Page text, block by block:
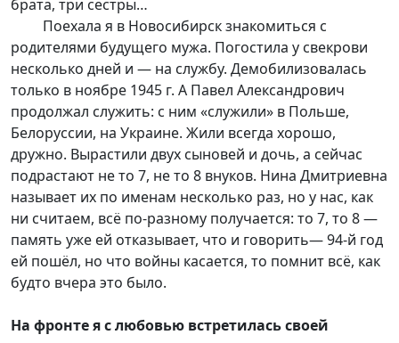
брата, три сестры…
Поехала я в Новосибирск знакомиться с
родителями будущего мужа. Погостила у свекрови
несколько дней и — на службу. Демобилизовалась
только в ноябре 1945 г. А Павел Александрович
продолжал служить: с ним «служили» в Польше,
Белоруссии, на Украине. Жили всегда хорошо,
дружно. Вырастили двух сыновей и дочь, а сейчас
подрастают не то 7, не то 8 внуков. Нина Дмитриевна
называет их по именам несколько раз, но у нас, как
ни считаем, всё по-разному получается: то 7, то 8 —
память уже ей отказывает, что и говорить— 94-й год
ей пошёл, но что войны касается, то помнит всё, как
будто вчера это было.
На фронте я с любовью встретилась своей